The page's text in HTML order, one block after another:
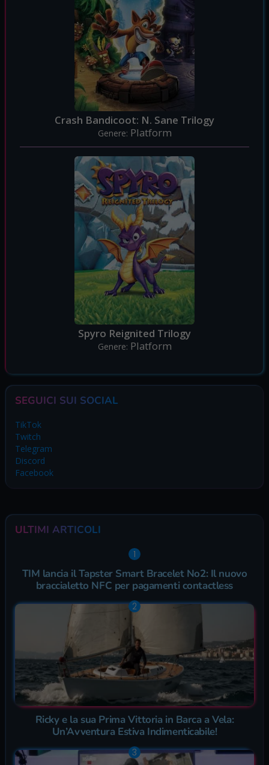
Crash Bandicoot: N. Sane Trilogy
Genere: Platform
Spyro Reignited Trilogy
Genere: Platform
SEGUICI SUI SOCIAL
TikTok
Twitch
Telegram
Discord
Facebook
ULTIMI ARTICOLI
TIM lancia il Tapster Smart Bracelet No2: Il nuovo
braccialetto NFC per pagamenti contactless
Ricky e la sua Prima Vittoria in Barca a Vela:
Un’Avventura Estiva Indimenticabile!